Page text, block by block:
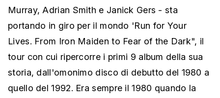
Murray, Adrian Smith e Janick Gers - sta
portando in giro per il mondo 'Run for Your
Lives. From Iron Maiden to Fear of the Dark", il
tour con cui ripercorre i primi 9 album della sua
storia, dall'omonimo disco di debutto del 1980 a
quello del 1992. Era sempre il 1980 quando la